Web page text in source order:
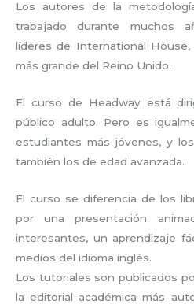
Los autores de la
trabajado durante muchos
líderes de International House,
más grande del Reino Unido.
El curso de Headway está
público adulto. Pero es
estudiantes más jóvenes, y
también los de edad avanzada.
El curso se diferencia de los
por una presentación
interesantes, un aprendizaje
medios del idioma inglés.
Los tutoriales son publicados
la editorial académica más